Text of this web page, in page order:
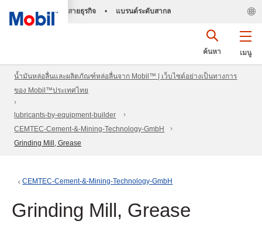
สายธุรกิจ • แบรนด์ระดับสากล
เมนู
ค้นหา
น้ำมันหล่อลื่นและผลิตภัณฑ์หล่อลื่นจาก Mobil™ | เว็บไซต์อย่างเป็นทางการ
ของ Mobil™ประเทศไทย
lubricants-by-equipment-builder
CEMTEC-Cement-&-Mining-Technology-GmbH
Grinding Mill, Grease
CEMTEC-Cement-&-Mining-Technology-GmbH
Grinding Mill, Grease